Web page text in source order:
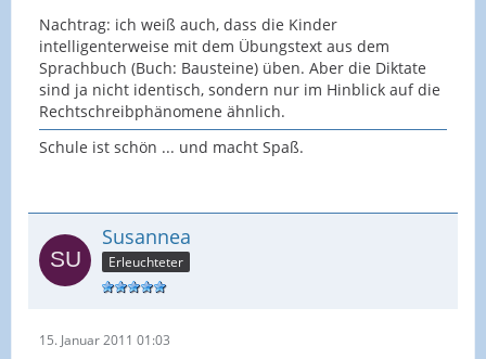
Nachtrag: ich weiß auch, dass die Kinder
intelligenterweise mit dem Übungstext aus dem
Sprachbuch (Buch: Bausteine) üben. Aber die Diktate
sind ja nicht identisch, sondern nur im Hinblick auf die
Rechtschreibphänomene ähnlich.
Schule ist schön ... und macht Spaß.
Susannea
Erleuchteter
15. Januar 2011 01:03